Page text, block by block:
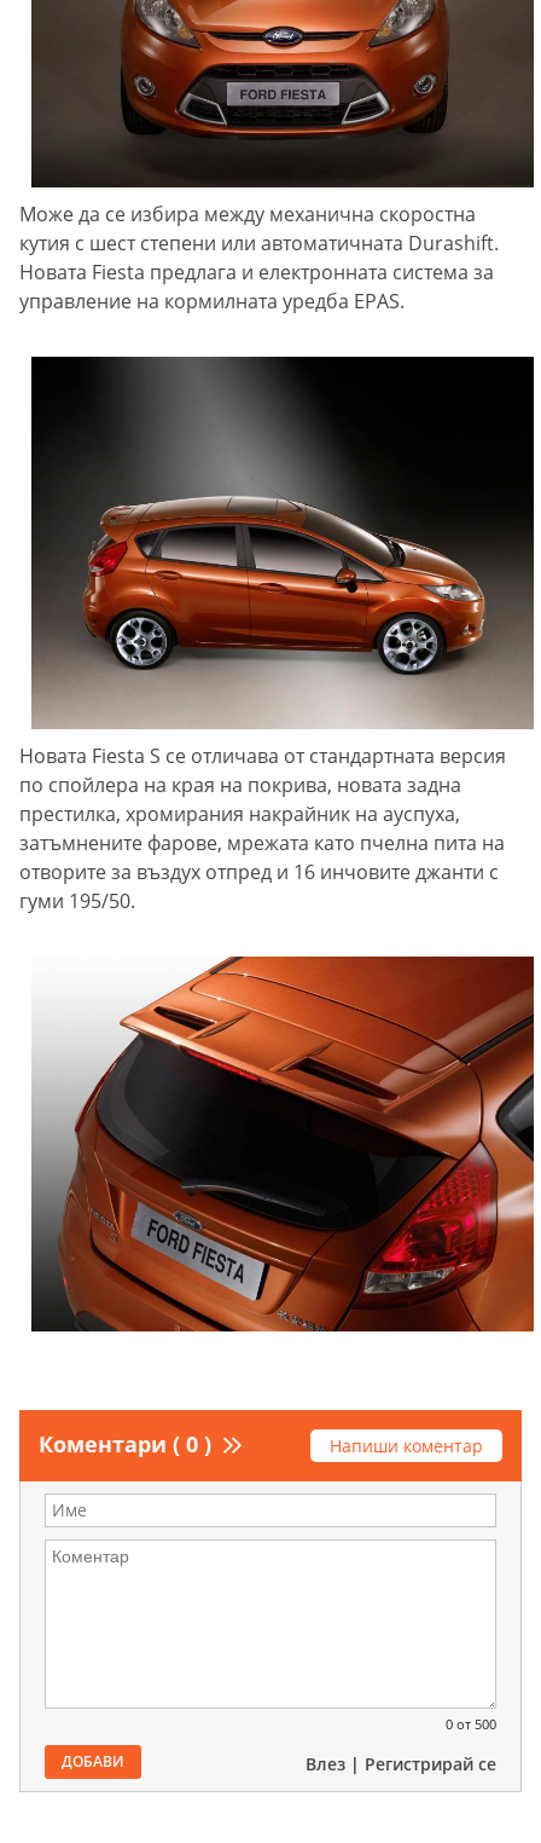
Може да се избира между механична скоростна
кутия с шест степени или автоматичната Durashift.
Новата Fiesta предлага и електронната система за
управление на кормилната уредба EPAS.
Новата Fiesta S се отличава от стандартната версия
по спойлера на края на покрива, новата задна
престилка, хромирания накрайник на ауспуха,
затъмнените фарове, мрежата като пчелна пита на
отворите за въздух отпред и 16 инчовите джанти с
гуми 195/50.
Коментари ( 0 ) Напиши коментар
0 от 500
ДОБАВИ Влез | Регистрирай се